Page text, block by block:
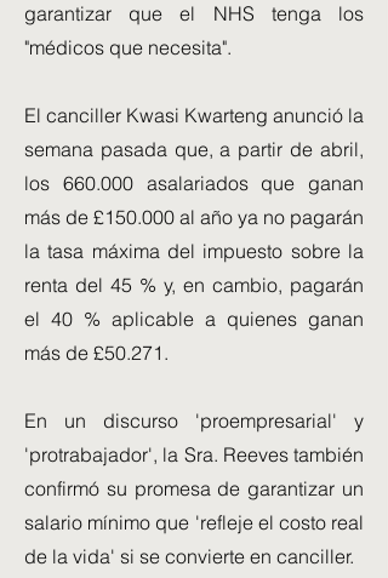
garantizar que el NHS tenga los
"médicos que necesita".
El canciller Kwasi Kwarteng anunció la
semana pasada que, a partir de abril,
los 660.000 asalariados que ganan
más de £150.000 al año ya no pagarán
la tasa máxima del impuesto sobre la
renta del 45 % y, en cambio, pagarán
el 40 % aplicable a quienes ganan
más de £50.271.
En un discurso 'proempresarial' y
'protrabajador', la Sra. Reeves también
confirmó su promesa de garantizar un
salario mínimo que 'refleje el costo real
de la vida' si se convierte en canciller.